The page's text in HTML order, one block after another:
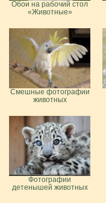
Обои на рабочий стол
«Животные»
Смешные фотографии
животных
Фотографии
детенышей животных